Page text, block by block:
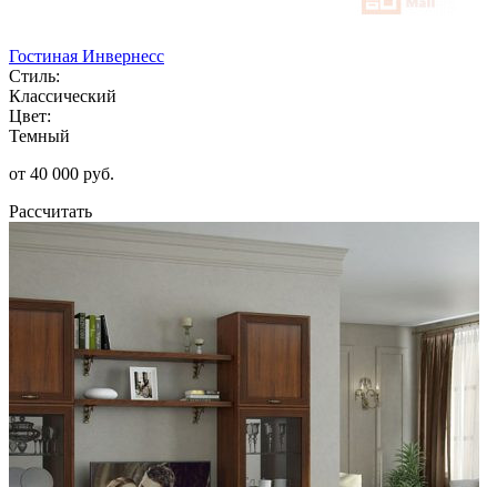
Гостиная Инвернесс
Стиль:
Классический
Цвет:
Темный
от 40 000 руб.
Рассчитать